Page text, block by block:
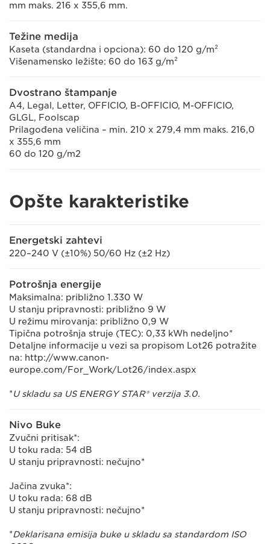
mm maks. 216 x 355,6 mm.
Težine medija
Kaseta (standardna i opciona): 60 do 120 g/m²
Višenamensko ležište: 60 do 163 g/m²
Dvostrano štampanje
A4, Legal, Letter, OFFICIO, B-OFFICIO, M-OFFICIO,
GLGL, Foolscap
Prilagođena veličina – min. 210 x 279,4 mm maks. 216,0
x 355,6 mm
60 do 120 g/m2
Opšte karakteristike
Energetski zahtevi
220–240 V (±10%) 50/60 Hz (±2 Hz)
Potrošnja energije
Maksimalna: približno 1.330 W
U stanju pripravnosti: približno 9 W
U režimu mirovanja: približno 0,9 W
Tipična potrošnja struje (TEC): 0,33 kWh nedeljno*
Detaljne informacije u vezi sa propisom Lot26 potražite
na: http://www.canon-
europe.com/For_Work/Lot26/index.aspx
*U skladu sa US ENERGY STAR® verzija 3.0.
Nivo Buke
Zvučni pritisak*:
U toku rada: 54 dB
U stanju pripravnosti: nečujno*
Jačina zvuka*:
U toku rada: 68 dB
U stanju pripravnosti: nečujno*
*Deklarisana emisija buke u skladu sa standardom ISO